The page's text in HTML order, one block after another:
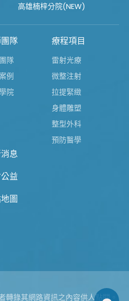
高雄楠梓分院(NEW)
隊
隊
例
院
療程項目
雷射光療
微整注射
拉提緊緻
身體雕塑
整型外科
預防醫學
息
益
圖
轉錄其網路資訊之內容供人點閱。